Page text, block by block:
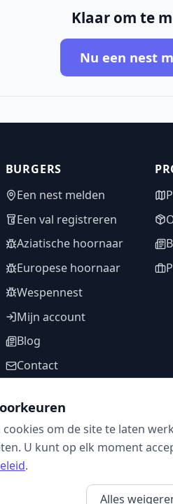
Klaar om te
Nu een nest
BURGERS
Een nest melden
Een val registreren
Aziatische hoornaar
Europese hoornaar
Wespennest
Mijn account
Blog
Contact
VOLG ONS
om de site te laten
U kunt op elk moment
.
Alles